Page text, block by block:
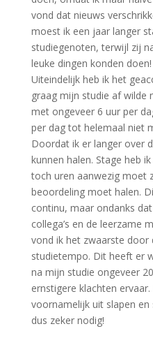
vond dat nieuws
moest ik een jaar langer
studiegenoten, terwijl zij
leuke dingen konden
Uiteindelijk heb ik het
graag mijn studie af wilde
met ongeveer 6 uur per
per dag tot helemaal niet
Doordat ik er langer over
kunnen halen. Stage heb
toch uren aanwezig moet
beoordeling moet halen.
continu, maar ondanks
collega’s en de leerzame
vond ik het zwaarste door
studietempo. Dit heeft er
na mijn studie ongeveer
ernstigere klachten
voornamelijk uit slapen
dus zeker nodig!